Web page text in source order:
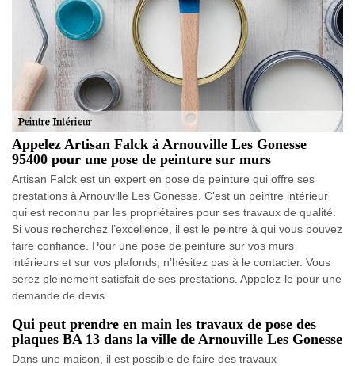
Appelez Artisan Falck à Arnouville Les Gonesse
95400 pour une pose de peinture sur murs
Artisan Falck est un expert en pose de peinture qui offre ses
prestations à Arnouville Les Gonesse. C’est un peintre intérieur
qui est reconnu par les propriétaires pour ses travaux de qualité.
Si vous recherchez l’excellence, il est le peintre à qui vous pouvez
faire confiance. Pour une pose de peinture sur vos murs
intérieurs et sur vos plafonds, n’hésitez pas à le contacter. Vous
serez pleinement satisfait de ses prestations. Appelez-le pour une
demande de devis.
Qui peut prendre en main les travaux de pose des
plaques BA 13 dans la ville de Arnouville Les Gonesse
Dans une maison, il est possible de faire des travaux